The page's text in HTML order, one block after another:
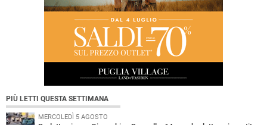
PIÙ LETTI QUESTA SETTIMANA
MERCOLEDÌ 5 AGOSTO